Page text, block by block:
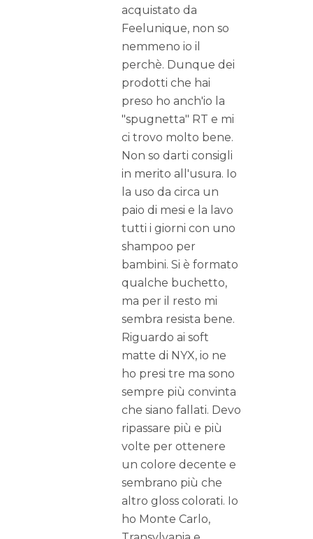
acquistato da
Feelunique, non so
nemmeno io il
perchè. Dunque dei
prodotti che hai
preso ho anch'io la
"spugnetta" RT e mi
ci trovo molto bene.
Non so darti consigli
in merito all'usura. Io
la uso da circa un
paio di mesi e la lavo
tutti i giorni con uno
shampoo per
bambini. Si è formato
qualche buchetto,
ma per il resto mi
sembra resista bene.
Riguardo ai soft
matte di NYX, io ne
ho presi tre ma sono
sempre più convinta
che siano fallati. Devo
ripassare più e più
volte per ottenere
un colore decente e
sembrano più che
altro gloss colorati. Io
ho Monte Carlo,